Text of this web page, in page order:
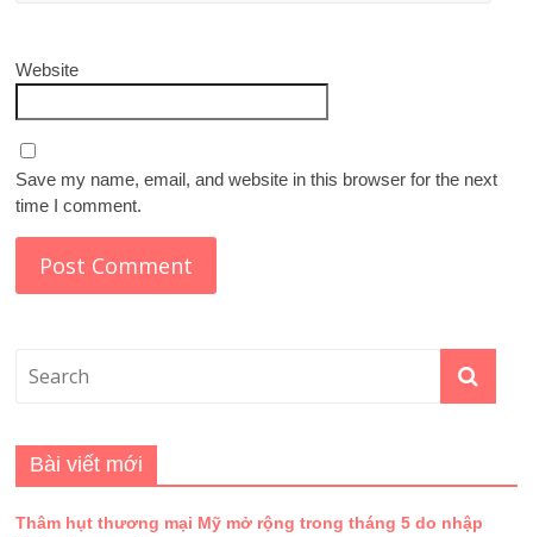
Website
Save my name, email, and website in this browser for the next
time I comment.
Bài viết mới
Thâm hụt thương mại Mỹ mở rộng trong tháng 5 do nhập